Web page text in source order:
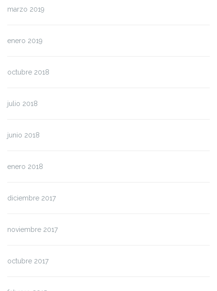
marzo 2019
enero 2019
octubre 2018
julio 2018
junio 2018
enero 2018
diciembre 2017
noviembre 2017
octubre 2017